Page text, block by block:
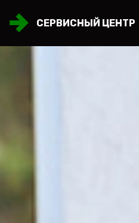
СЕРВИСНЫЙ ЦЕНТР